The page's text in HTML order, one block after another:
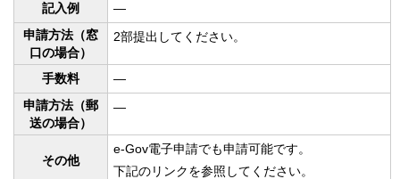
記入例
—
申請方法（窓
口の場合）
2部提出してください。
手数料
—
申請方法（郵
送の場合）
—
その他
e-Gov電子申請でも申請可能です。
下記のリンクを参照してください。